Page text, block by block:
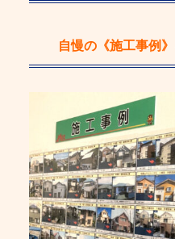
自慢の《施工事例》